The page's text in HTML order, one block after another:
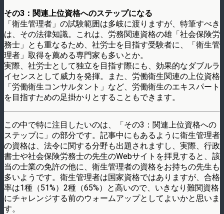
その3：関連上位資格へのステップになる
「衛生管理者」の試験範囲は多岐に渡りますが、特筆すべき
は、その法律知識。これは、労務関連資格の雄「社会保険労
務士」とも重なるため、社労士を目指す受験者に、「衛生管
理者」取得を薦める専門家も多いとか。
実際、社労士として独立を目指す際にも、効果的なダブルラ
イセンスとして威力を発揮。また、労働衛生関連の上位資格
「労働衛生コンサルタント」など、労働衛生のエキスパート
を目指すための足掛かりとすることもできます。
この中で特に注目したいのは、「その3：関連上位資格への
ステップに」の部分です。記事中にもあるように衛生管理者
の資格は、法令に関する分野も出題されますし、実際、行政
書士や社会保険労務士の先生のWebサイトを拝見すると、該
当の士業の免許の他に、衛生管理者の資格をお持ちの先生も
多いようです。衛生管理者は国家資格ではありますが、合格
率は1種（51%）2種（65%）と高いので、いきなり難関資格
にチャレンジする前のウォームアップとしてよいかと思いま
す。